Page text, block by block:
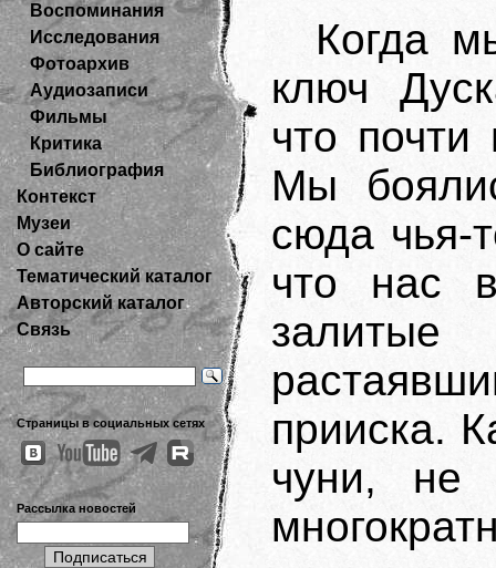
Воспоминания
Исследования
Фотоархив
Аудиозаписи
Фильмы
Критика
Библиография
Контекст
Музеи
О сайте
Тематический каталог
Авторский каталог
Связь
Страницы в социальных сетях
Рассылка новостей
Когда
ключ
что почти
Мы
сюда чья-
что нас
прииска.
чуни, не